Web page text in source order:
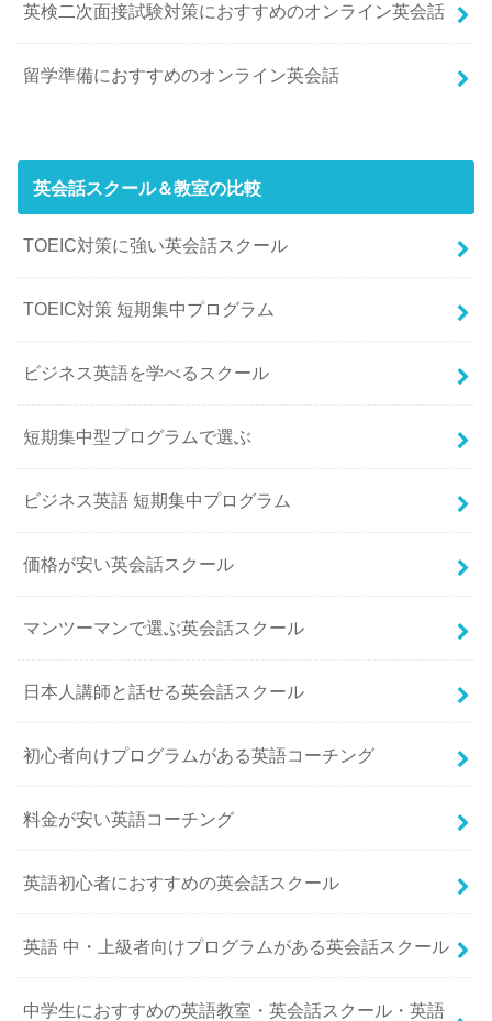
英検二次面接試験対策におすすめのオンライン英会話
留学準備におすすめのオンライン英会話
英会話スクール＆教室の比較
TOEIC対策に強い英会話スクール
TOEIC対策 短期集中プログラム
ビジネス英語を学べるスクール
短期集中型プログラムで選ぶ
ビジネス英語 短期集中プログラム
価格が安い英会話スクール
マンツーマンで選ぶ英会話スクール
日本人講師と話せる英会話スクール
初心者向けプログラムがある英語コーチング
料金が安い英語コーチング
英語初心者におすすめの英会話スクール
英語 中・上級者向けプログラムがある英会話スクール
中学生におすすめの英語教室・英会話スクール・英語